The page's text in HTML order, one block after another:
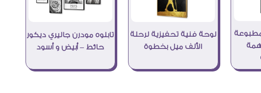
لوحة فنية تحفيزية لرحلة
الألف ميل بخطوة
تابلوه مودرن جاليري ديكور
حائط – أبيض و أسود